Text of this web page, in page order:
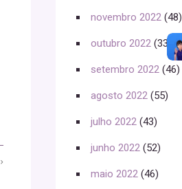
novembro 2022 (48)
outubro 2022 (33)
setembro 2022 (46)
agosto 2022 (55)
julho 2022 (43)
junho 2022 (52)
maio 2022 (46)